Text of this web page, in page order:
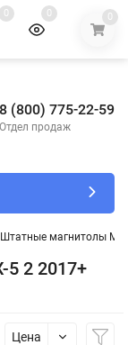
0 0 0
8 (800) 775-22-59
Отдел продаж
Штатные магнитолы
2 2017+
Цена